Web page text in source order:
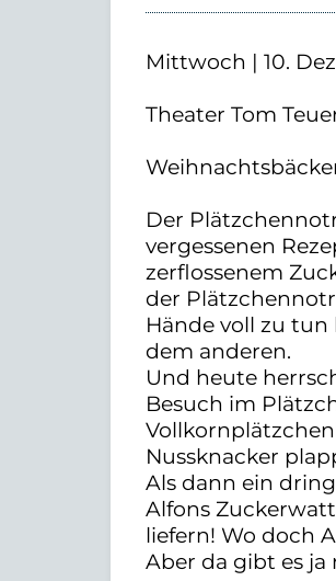
Mittwoch | 10.
Theater Tom
Der
vergessenen
zerflossenem
der
Hände voll zu
dem anderen.
Und heute
Besuch im
Nussknacker
Als dann ein
Alfons
liefern! Wo doch
Aber da gibt es